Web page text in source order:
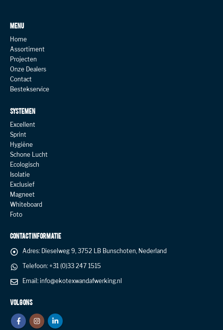
MENU
Home
Assortiment
Projecten
Onze Dealers
Contact
Bestekservice
SYSTEMEN
Excellent
Sprint
Hygiëne
Schone Lucht
Ecologisch
Isolatie
Exclusief
Magneet
Whiteboard
Foto
CONTACT INFORMATIE
Adres: Dieselweg 9, 3752 LB Bunschoten, Nederland
Telefoon: +31 (0)33 247 1515
Email: info@ekotexwandafwerking.nl
VOLG ONS